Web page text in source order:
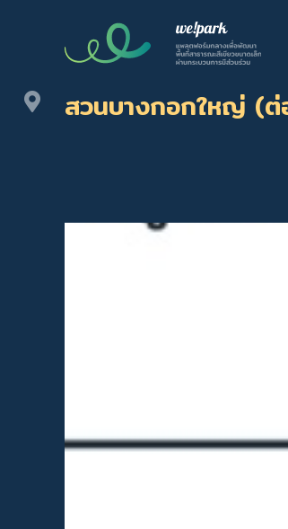
สวนบางกอกใหญ่ (ต่